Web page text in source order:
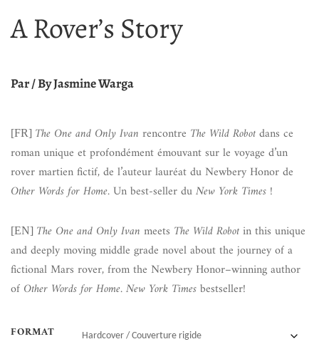
A Rover’s Story
Par / By Jasmine Warga
[FR] The One and Only Ivan rencontre The Wild Robotdans ce
roman unique et profondément émouvant sur le voyage d’un
rover martien fictif, de l’auteur lauréat du Newbery Honor de
Other Words for Home. Un best-seller duNew York Times !
[EN] The One and Only Ivan meets The Wild Robotin this unique
and deeply moving middle grade novel about the journey of a
fictional Mars rover, from the Newbery Honor–winning author
of Other Words for Home.New York Timesbestseller!
FORMAT